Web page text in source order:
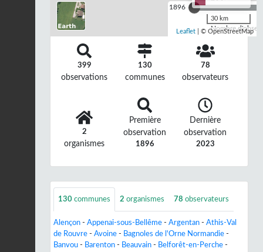
1896
Nombre
30 km
Leaflet | © OpenStreetMap
399
observations
130
communes
78
observateurs
2
organismes
Première
observation
1896
Dernière
observation
2023
130 communes 2 organismes 78 observateurs
Alençon - Appenai-sous-Bellême - Argentan - Athis-Val
de Rouvre - Avoine - Bagnoles de l'Orne Normandie -
Banvou - Barenton - Beauvain - Belforêt-en-Perche -